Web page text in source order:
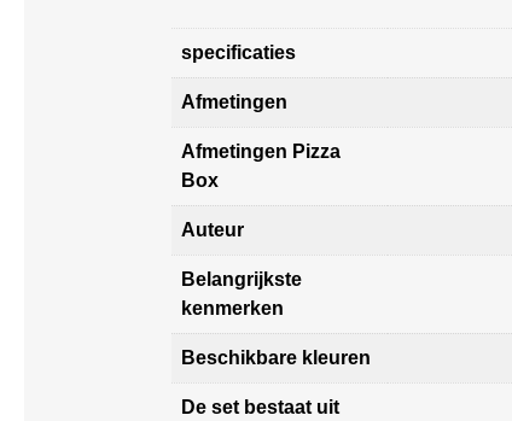
specificaties
Afmetingen
Afmetingen Pizza
Box
Auteur
Belangrijkste
kenmerken
Beschikbare kleuren
De set bestaat uit